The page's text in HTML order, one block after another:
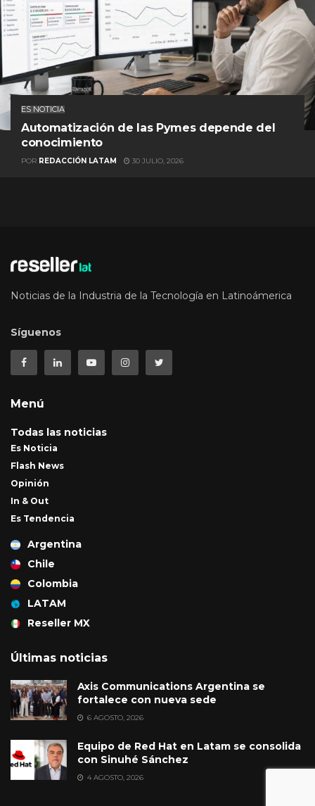
ES NOTICIA
Automatización de las Pymes depende del
conocimiento
POR REDACCIÓN LATAM 30 JULIO, 2026
Noticias de la Industria de la Tecnología en Latinoámerica
Síguenos
Menú
Todas las noticias
Es Noticia
Flash News
Opinión
In & Out
Es Tendencia
Argentina
Chile
Colombia
LATAM
Reseller MX
Últimas noticias
Axis Communications Argentina se
fortalece con nueva sede
6 AGOSTO, 2026
Equipo de Red Hat en Latam se consolida
con Sinuhé Sánchez
4 AGOSTO, 2026